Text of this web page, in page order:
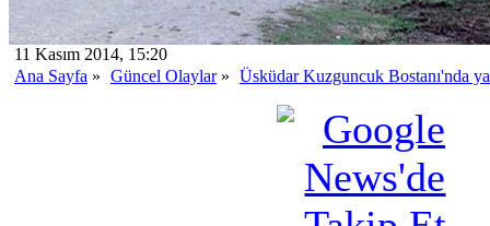
11 Kasım 2014, 15:20
Ana Sayfa » Güncel Olaylar» Üsküdar Kuzguncuk Bostanı'nda